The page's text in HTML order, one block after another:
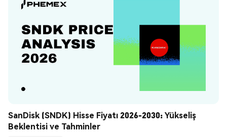
SanDisk (SNDK) Hisse Fiyatı 2026-2030: Yükseliş
Beklentisi ve Tahminler